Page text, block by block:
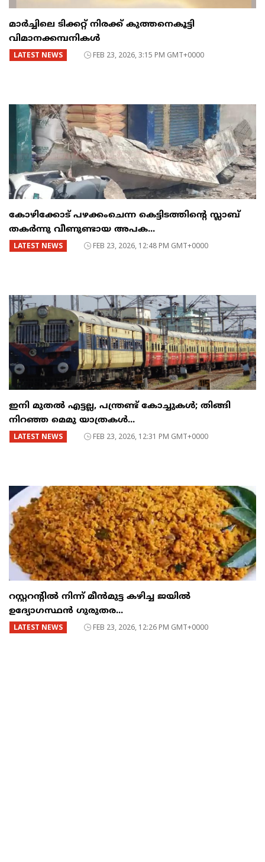
മാർച്ചിലെ ടിക്കറ്റ് നിരക്ക് കുത്തനെകൂട്ടി
വിമാനക്കമ്പനികൾ
LATEST NEWS FEB 23, 2026, 3:15 PM GMT+0000
കോഴിക്കോട് പഴക്കംചെന്ന കെട്ടിടത്തിന്റെ സ്ലാബ്
തകർന്നു വീണുണ്ടായ അപക...
LATEST NEWS FEB 23, 2026, 12:48 PM GMT+0000
ഇനി മുതൽ എട്ടല്ല, പന്ത്രണ്ട് കോച്ചുകള്‍; തിങ്ങി
നിറഞ്ഞ മെമു യാത്രകൾ...
LATEST NEWS FEB 23, 2026, 12:31 PM GMT+0000
റസ്റ്ററന്റില്‍ നിന്ന് മീന്‍മുട്ട കഴിച്ച ജയില്‍
ഉദ്യോഗസ്ഥന്‍ ഗുരുതര...
LATEST NEWS FEB 23, 2026, 12:26 PM GMT+0000